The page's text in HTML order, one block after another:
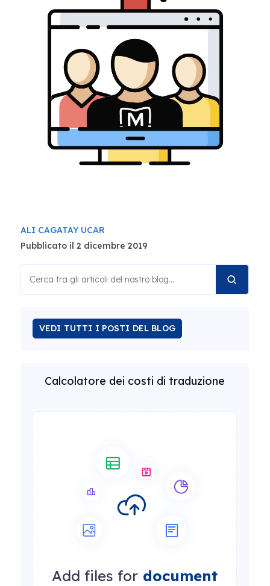
ALI CAGATAY UCAR
Pubblicato il 2 dicembre 2019
VEDI TUTTI I POSTI DEL BLOG
Calcolatore dei costi di traduzione
Add files for document